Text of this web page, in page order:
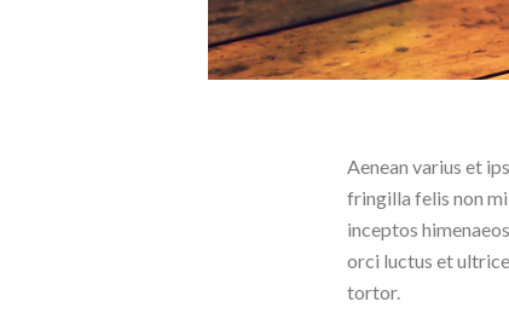
Aenean varius et
fringilla felis non
inceptos
orci luctus et
tortor.